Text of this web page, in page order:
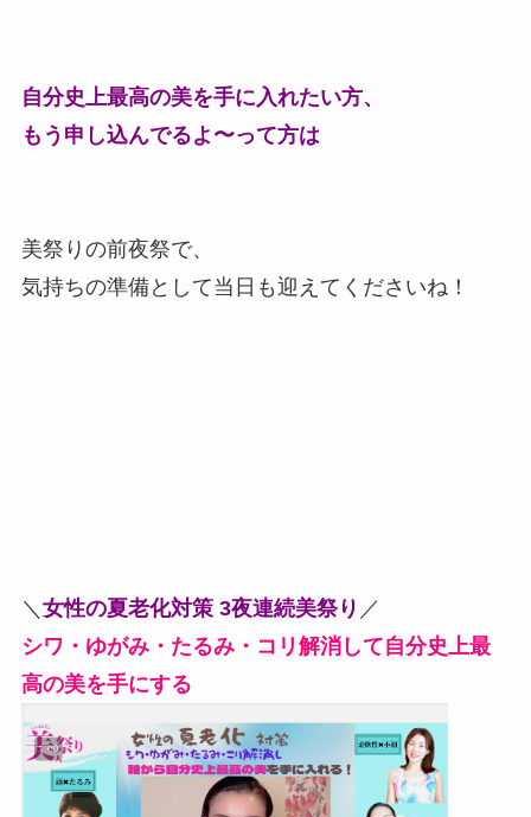
自分史上最高の美を手に入れたい方、
もう申し込んでるよ〜って方は
美祭りの前夜祭で、
気持ちの準備として当日も迎えてくださいね！
＼ 女性の夏老化対策 3夜連続美祭り ／
シワ・ゆがみ・たるみ・コリ解消して自分史上最
高の美を手にする